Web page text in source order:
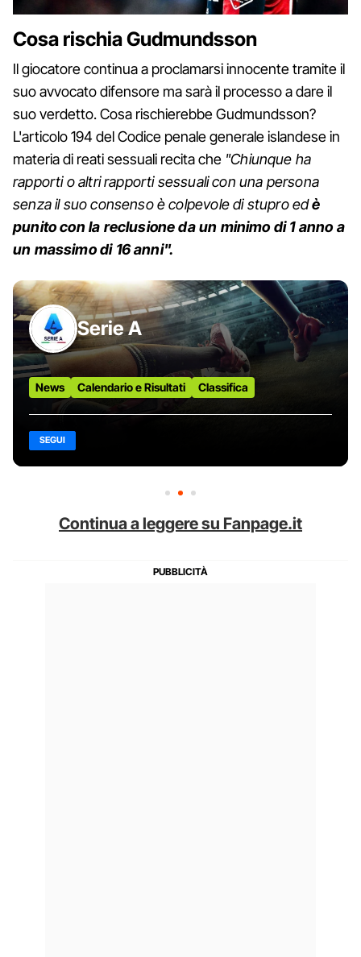
Cosa rischiaGudmundsson
Il giocatore continua a proclamarsi innocente tramite il
suo avvocato difensore ma sarà il processo a dare il
suo verdetto. Cosa rischierebbe Gudmundsson?
L'articolo 194 del Codice penale generale islandese in
materia di reati sessuali recita che "Chiunque ha
rapporti o altri rapporti sessuali con una persona
senza il suo consenso è colpevole di stupro edè
punito con la reclusione da un minimo di 1 anno a
un massimo di 16 anni".
Serie A
News Calendario e Risultati Classifica
SEGUI
Continua a leggere su Fanpage.it